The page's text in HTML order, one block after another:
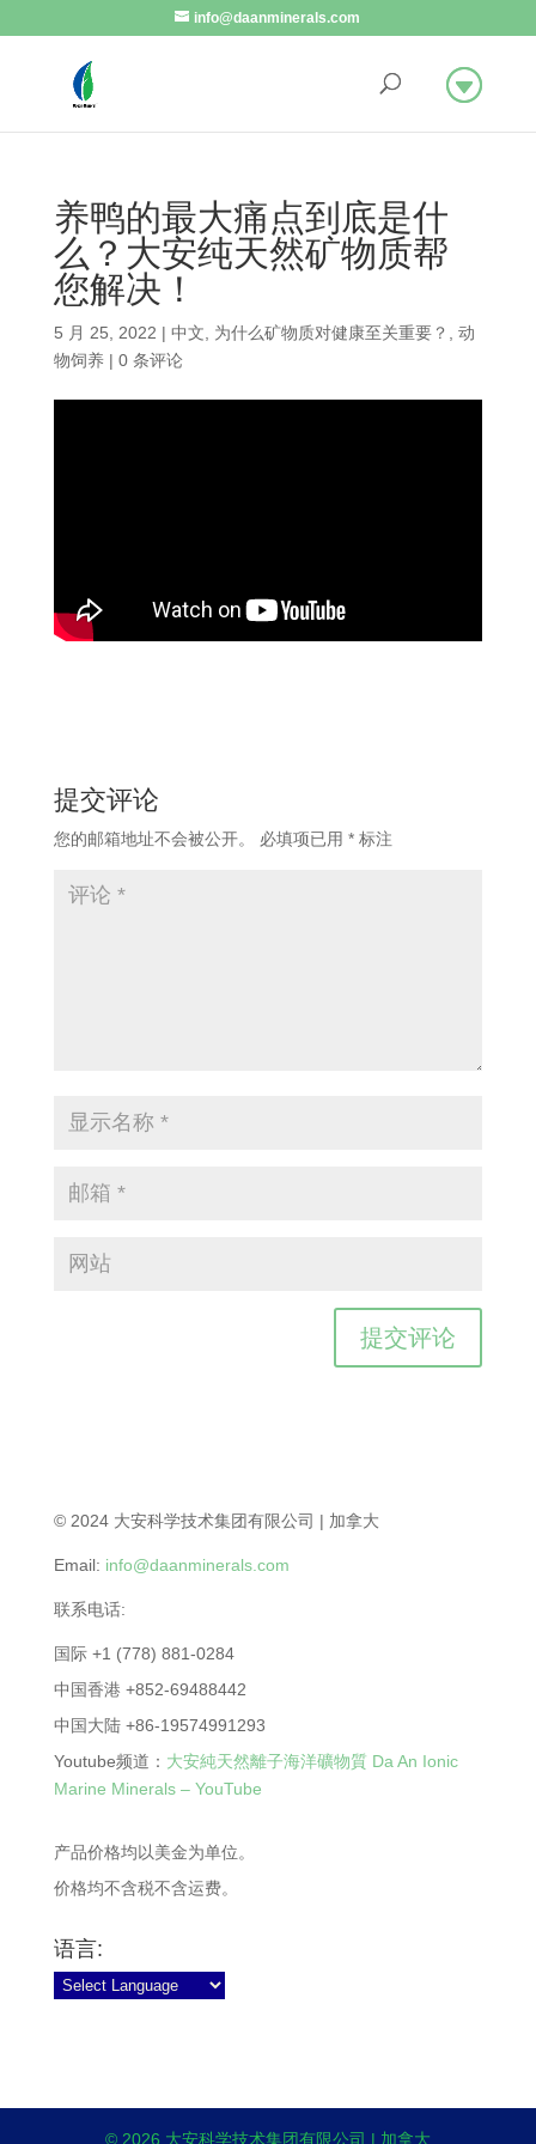
info@daanminerals.com
养鸭的最大痛点到底是什
么？大安纯天然矿物质帮
您解决！
5 月 25, 2022 | 中文 为什么矿物质对健康至关重要？
动
物饲养| 0 条评论
提交评论
您的邮箱地址不会被公开。 必填项已用 *标注
© 2024 大安科学技术集团有限公司 | 加拿大
Email: info@daanminerals.com
联系电话:
国际 +1 (778) 881-0284
中国香港 +852-69488442
中国大陆 +86-19574991293
Youtube频道： 大安純天然離子海洋礦物質 Da An Ionic
Marine Minerals – YouTube
产品价格均以美金为单位。
价格均不含税不含运费。
语言:
© 2026 大安科学技术集团有限公司 | 加拿大